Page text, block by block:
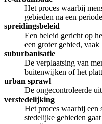
Het proces waarbij
gebieden na een
spreidingsbeleid
Een beleid gericht op
een groter gebied,
suburbanisatie
De verplaatsing van
buitenwijken of het
urban sprawl
De ongecontroleerde
verstedelijking
Het proces waarbij een
stedelijke gebieden